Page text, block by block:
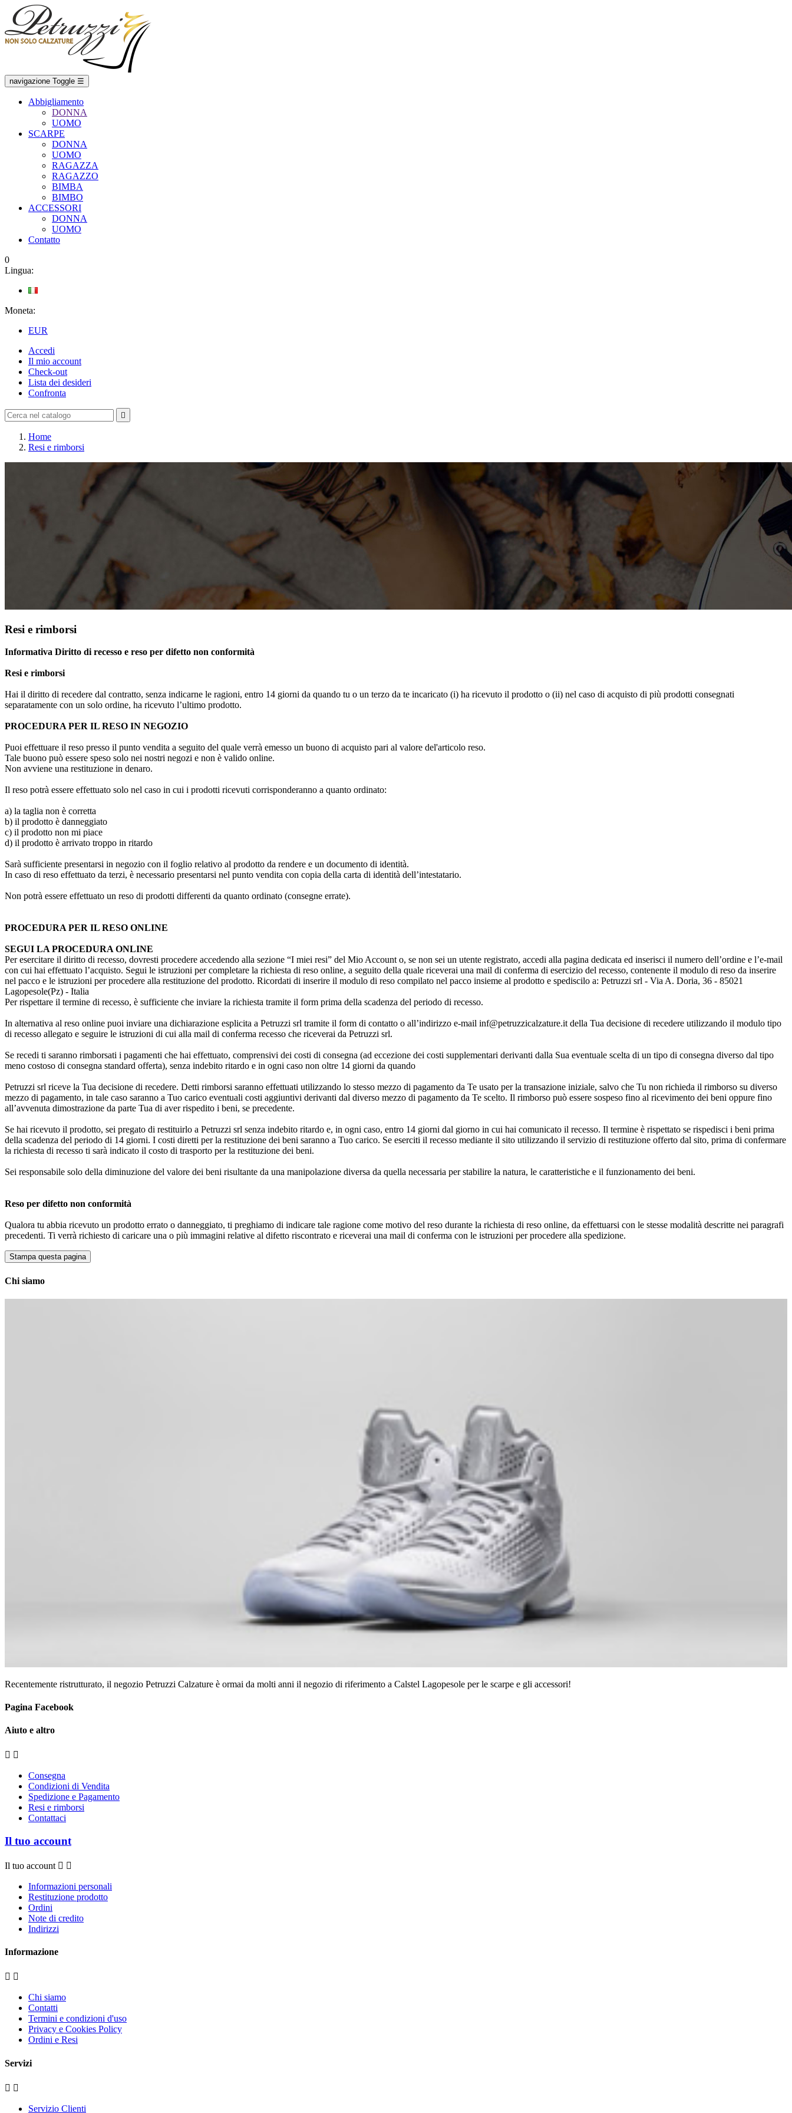
navigazione Toggle ☰
Abbigliamento
DONNA
UOMO
SCARPE
DONNA
UOMO
RAGAZZA
RAGAZZO
BIMBA
BIMBO
ACCESSORI
DONNA
UOMO
Contatto
0
Lingua:
Moneta:
EUR
Accedi
Il mio account
Check-out
Lista dei desideri
Confronta

Home
Resi e rimborsi
Resi e rimborsi
Informativa Diritto di recesso e reso per difetto non conformità
Resi e rimborsi
Hai il diritto di recedere dal contratto, senza indicarne le ragioni, entro 14 giorni da quando tu o un terzo da te incaricato (i) ha ricevuto il prodotto o (ii) nel caso di acquisto di più prodotti consegnati
separatamente con un solo ordine, ha ricevuto l’ultimo prodotto.
PROCEDURA PER IL RESO IN NEGOZIO
Puoi effettuare il reso presso il punto vendita a seguito del quale verrà emesso un buono di acquisto pari al valore del'articolo reso.
Tale buono può essere speso solo nei nostri negozi e non è valido online.
Non avviene una restituzione in denaro.
Il reso potrà essere effettuato solo nel caso in cui i prodotti ricevuti corrisponderanno a quanto ordinato:
a) la taglia non è corretta
b) il prodotto è danneggiato
c) il prodotto non mi piace
d) il prodotto è arrivato troppo in ritardo
Sarà sufficiente presentarsi in negozio con il foglio relativo al prodotto da rendere e un documento di identità.
In caso di reso effettuato da terzi, è necessario presentarsi nel punto vendita con copia della carta di identità dell’intestatario.
Non potrà essere effettuato un reso di prodotti differenti da quanto ordinato (consegne errate).
PROCEDURA PER IL RESO ONLINE
SEGUI LA PROCEDURA ONLINE
Per esercitare il diritto di recesso, dovresti procedere accedendo alla sezione “I miei resi” del Mio Account o, se non sei un utente registrato, accedi alla pagina dedicata ed inserisci il numero dell’ordine e l’e-mail
con cui hai effettuato l’acquisto. Segui le istruzioni per completare la richiesta di reso online, a seguito della quale riceverai una mail di conferma di esercizio del recesso, contenente il modulo di reso da inserire
nel pacco e le istruzioni per procedere alla restituzione del prodotto. Ricordati di inserire il modulo di reso compilato nel pacco insieme al prodotto e spediscilo a: Petruzzi srl - Via A. Doria, 36 - 85021
Lagopesole(Pz) - Italia
Per rispettare il termine di recesso, è sufficiente che inviare la richiesta tramite il form prima della scadenza del periodo di recesso.
In alternativa al reso online puoi inviare una dichiarazione esplicita a Petruzzi srl tramite il form di contatto o all’indirizzo e-mail inf@petruzzicalzature.it della Tua decisione di recedere utilizzando il modulo tipo
di recesso allegato e seguire le istruzioni di cui alla mail di conferma recesso che riceverai da Petruzzi srl.
Se recedi ti saranno rimborsati i pagamenti che hai effettuato, comprensivi dei costi di consegna (ad eccezione dei costi supplementari derivanti dalla Sua eventuale scelta di un tipo di consegna diverso dal tipo
meno costoso di consegna standard offerta), senza indebito ritardo e in ogni caso non oltre 14 giorni da quando
Petruzzi srl riceve la Tua decisione di recedere. Detti rimborsi saranno effettuati utilizzando lo stesso mezzo di pagamento da Te usato per la transazione iniziale, salvo che Tu non richieda il rimborso su diverso
mezzo di pagamento, in tale caso saranno a Tuo carico eventuali costi aggiuntivi derivanti dal diverso mezzo di pagamento da Te scelto. Il rimborso può essere sospeso fino al ricevimento dei beni oppure fino
all’avvenuta dimostrazione da parte Tua di aver rispedito i beni, se precedente.
Se hai ricevuto il prodotto, sei pregato di restituirlo a Petruzzi srl senza indebito ritardo e, in ogni caso, entro 14 giorni dal giorno in cui hai comunicato il recesso. Il termine è rispettato se rispedisci i beni prima
della scadenza del periodo di 14 giorni. I costi diretti per la restituzione dei beni saranno a Tuo carico. Se eserciti il recesso mediante il sito utilizzando il servizio di restituzione offerto dal sito, prima di confermare
la richiesta di recesso ti sarà indicato il costo di trasporto per la restituzione dei beni.
Sei responsabile solo della diminuzione del valore dei beni risultante da una manipolazione diversa da quella necessaria per stabilire la natura, le caratteristiche e il funzionamento dei beni.
Reso per difetto non conformità
Qualora tu abbia ricevuto un prodotto errato o danneggiato, ti preghiamo di indicare tale ragione come motivo del reso durante la richiesta di reso online, da effettuarsi con le stesse modalità descritte nei paragrafi
precedenti. Ti verrà richiesto di caricare una o più immagini relative al difetto riscontrato e riceverai una mail di conferma con le istruzioni per procedere alla spedizione.
Chi siamo
Recentemente ristrutturato, il negozio Petruzzi Calzature è ormai da molti anni il negozio di riferimento a Calstel Lagopesole per le scarpe e gli accessori!
Pagina Facebook
Aiuto e altro
 
Consegna
Condizioni di Vendita
Spedizione e Pagamento
Resi e rimborsi
Contattaci
Il tuo account
Il tuo account  
Informazioni personali
Restituzione prodotto
Ordini
Note di credito
Indirizzi
Informazione
 
Chi siamo
Contatti
Termini e condizioni d'uso
Privacy e Cookies Policy
Ordini e Resi
Servizi
 
Servizio Clienti